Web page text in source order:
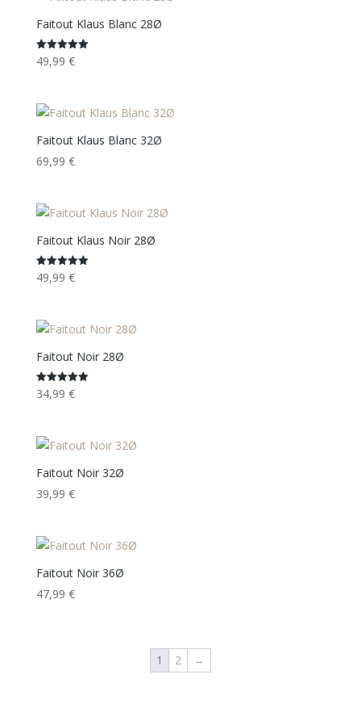
Faitout Klaus Blanc 28Ø
Note
5.00
49,99 €
Faitout Klaus Blanc 32Ø
69,99 €
Faitout Klaus Noir 28Ø
Note
5.00
49,99 €
Faitout Noir 28Ø
Note
5.00
34,99 €
Faitout Noir 32Ø
39,99 €
Faitout Noir 36Ø
47,99 €
1 2 →